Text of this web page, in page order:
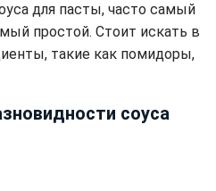
для пасты, часто самый
простой. Стоит искать в
такие как помидоры,
соуса